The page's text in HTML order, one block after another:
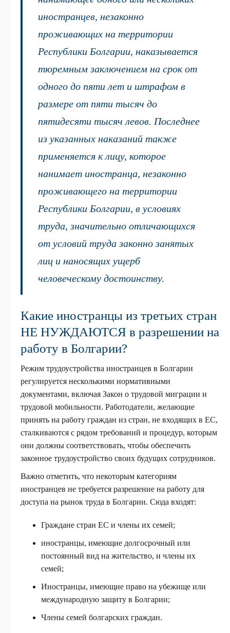
иностранцев, незаконно
проживающих на территории
Республики Болгарии, наказывается
тюремным заключением на срок от
одного до пяти лет и штрафом в
размере от пяти тысяч до
пятидесяти тысяч левов. Последнее
из указанных наказаний также
применяется к лицу, которое
нанимает иностранца, незаконно
проживающего на территории
Республики Болгарии, в условиях
труда, значительно отличающихся
от условий труда законно занятых
лиц и наносящих ущерб
человеческому достоинству.
Какие иностранцы из третьих стран
НЕ НУЖДАЮТСЯ в разрешении на
работу в Болгарии?
Режим трудоустройства иностранцев в Болгарии
регулируется несколькими нормативными
документами, включая Закон о трудовой миграции и
трудовой мобильности. Работодатели, желающие
принять на работу граждан из стран, не входящих в ЕС,
сталкиваются с рядом требований и процедур, которым
они должны соответствовать, чтобы обеспечить
законное трудоустройство своих будущих сотрудников.
Важно отметить, что некоторым категориям
иностранцев не требуется разрешение на работу для
доступа на рынок труда в Болгарии. Сюда входят:
Граждане стран ЕС и члены их семей;
иностранцы, имеющие долгосрочный или
постоянный вид на жительство, и члены их
семей;
Иностранцы, имеющие право на убежище или
международную защиту в Болгарии;
Члены семей болгарских граждан.